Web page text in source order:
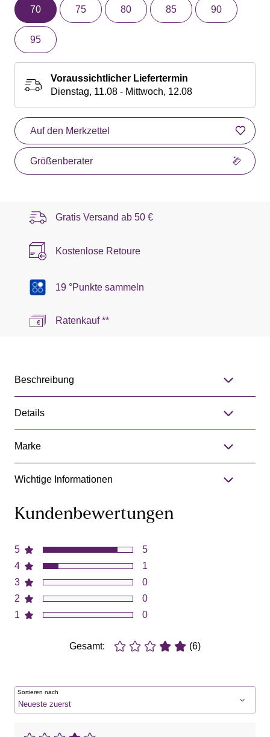
70 75 80 85 90
95
Voraussichtlicher Liefertermin
Dienstag, 11.08 - Mittwoch, 12.08
Auf den Merkzettel
Größenberater
Gratis Versand ab 50 €
Kostenlose Retoure
19 °Punkte sammeln
Ratenkauf **
Beschreibung
Details
Marke
Wichtige Informationen
Kundenbewertungen
5
4
3
2
1
5
1
0
0
0
Gesamt: (6)
Sortieren nach